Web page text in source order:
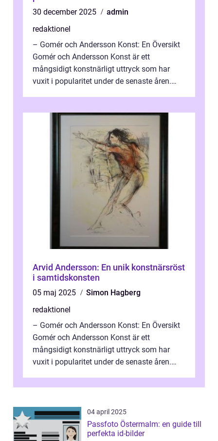
30 december 2025
admin
redaktionel
– Gomér och Andersson Konst: En Översikt
Gomér och Andersson Konst är ett
mångsidigt konstnärligt uttryck som har
vuxit i popularitet under de senaste åren.
Arvid Andersson: En unik konstnärsröst
i samtidskonsten
05 maj 2025
Simon Hagberg
redaktionel
– Gomér och Andersson Konst: En Översikt
Gomér och Andersson Konst är ett
mångsidigt konstnärligt uttryck som har
vuxit i popularitet under de senaste åren.
04 april 2025
Passfoto Östermalm: en guide till
perfekta id-bilder